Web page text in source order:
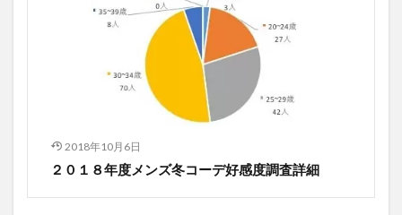
2018年10月6日
２０１８年度メンズ冬コーデ好感度調査詳細